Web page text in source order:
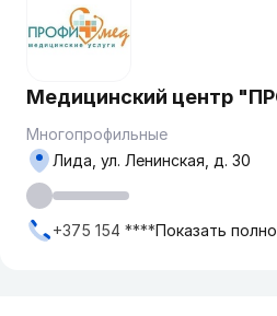
Медицинский центр
Многопрофильные
Лида, ул. Ленинская, д. 30
+375 154 ****Показать